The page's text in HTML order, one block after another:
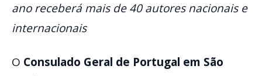
ano receberá mais de 40 autores nacionais e
internacionais
O Consulado Geral de Portugal em São